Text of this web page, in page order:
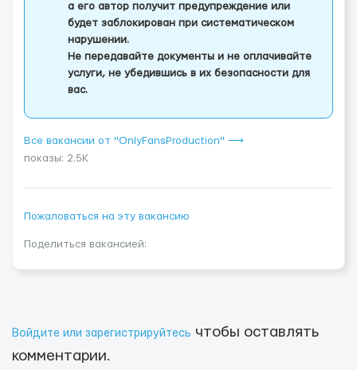
а его автор получит предупреждение или
будет заблокирован при систематическом
нарушении.
Не передавайте документы и не оплачивайте
услуги, не убедившись в их безопасности для
вас.
Все вакансии от "OnlyFansProduction" ⟶
показы: 2.5K
Пожаловаться на эту вакансию
Поделиться вакансией:
Войдите или зарегистрируйтесь чтобы оставлять
комментарии.